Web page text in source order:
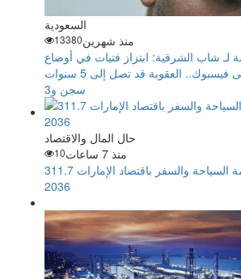
السعودية
منذ شهرين13380
لـ شاب الشرقية: ابتزاز فتيات في أوضاع
مخلة وغضب واسع على فيسبوك.. العقوبة قد تصل إلى 5 سنوات
سجن و3
حال المال والاقتصاد
منذ 7 ساعات
10
311.7 مليار درهم مساهمة السياحة والسفر باقتصاد الإمارات
2036